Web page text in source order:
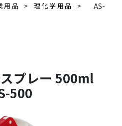
用品 理化学用品
AS-
スプレー 500ml
500